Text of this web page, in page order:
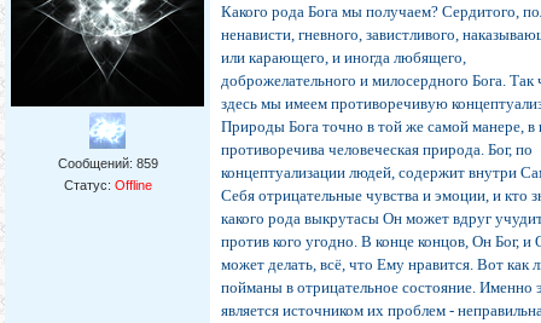
Сообщений: 859
Статус: Offline
Какого рода Бога мы получаем? Сердитого,
ненависти, гневного, завистливого,
или карающего, и иногда любящего,
доброжелательного и милосердного Бога. Так
здесь мы имеем противоречивую
Природы Бога точно в той же самой манере, в
противоречива человеческая природа. Бог, по
концептуализации людей, содержит внутри
Себя отрицательные чувства и эмоции, и кто
какого рода выкрутасы Он может вдруг
против кого угодно. В конце концов, Он Бог, и
может делать, всё, что Ему нравится. Вот как
пойманы в отрицательное состояние. Именно
является источником их проблем -